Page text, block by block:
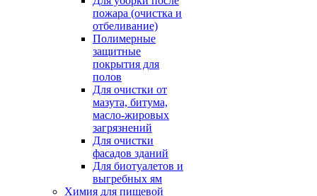
пожара (очистка и
отбеливание)
Полимерные
защитные
покрытия для
полов
Для очистки от
мазута, битума,
масло-жировых
загрязнений
Для очистки
фасадов зданий
Для биотуалетов и
выгребных ям
Химия для пищевой